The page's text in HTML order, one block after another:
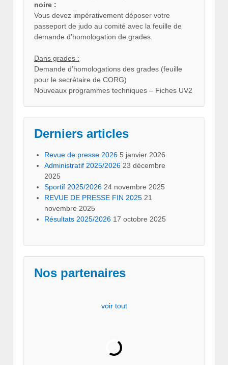
noire :
Vous devez impérativement déposer votre
passeport de judo au comité avec la feuille de
demande d’homologation de grades.
Dans grades :
Demande d’homologations des grades (feuille
pour le secrétaire de CORG)
Nouveaux programmes techniques – Fiches UV2
Derniers articles
Revue de presse 2026 5 janvier 2026
Administratif 2025/2026 23 décembre
2025
Sportif 2025/2026 24 novembre 2025
REVUE DE PRESSE FIN 2025 21
novembre 2025
Résultats 2025/2026 17 octobre 2025
Nos partenaires
voir tout